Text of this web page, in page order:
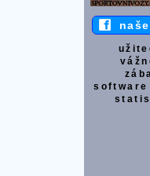
software